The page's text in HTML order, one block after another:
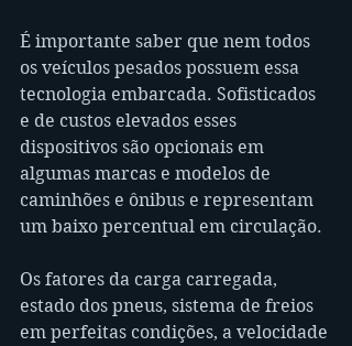
É importante saber que nem todos
os veículos pesados possuem essa
tecnologia embarcada. Sofisticados
e de custos elevados esses
dispositivos são opcionais em
algumas marcas e modelos de
caminhões e ônibus e representam
um baixo percentual em circulação.
Os fatores da carga carregada,
estado dos pneus, sistema de freios
em perfeitas condições, a velocidade